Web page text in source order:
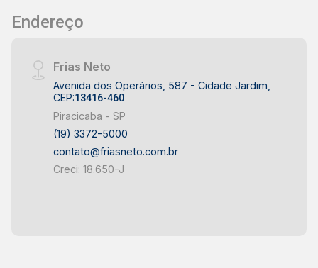
Endereço
Frias Neto
Avenida dos Operários, 587 - Cidade Jardim,
CEP:13416-460
Piracicaba - SP
(19) 3372-5000
contato@friasneto.com.br
Creci: 18.650-J